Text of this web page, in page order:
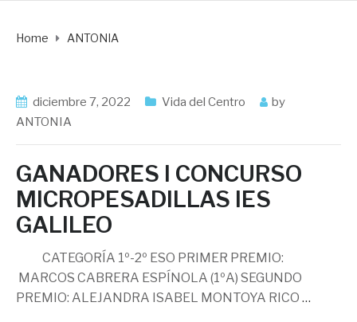
Home ANTONIA
diciembre 7, 2022 Vida del Centro
by
ANTONIA
GANADORES I CONCURSO
MICROPESADILLAS IES
GALILEO
CATEGORÍA 1º-2º ESO PRIMER PREMIO:
MARCOS CABRERA ESPÍNOLA (1ºA) SEGUNDO
PREMIO: ALEJANDRA ISABEL MONTOYA RICO …